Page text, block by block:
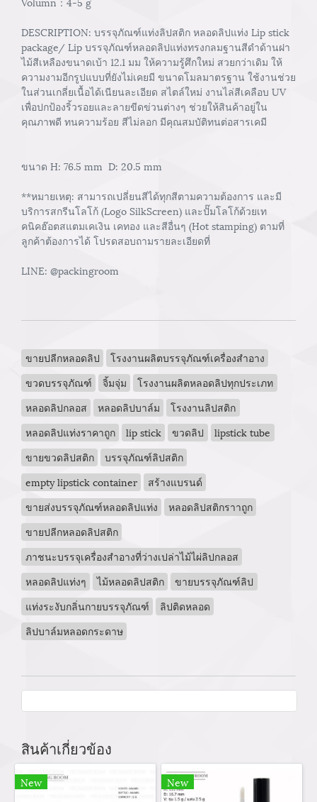
DESCRIPTION: บรรจุภัณฑ์แท่งลิปสติก หลอดลิปแท่ง Lip stick
package/ Lip บรรจุภัณฑ์หลอดลิปแท่งทรงกลมฐานสีดำด้านฝา
ไม้สีเหลืองขนาดเบ้า 12.1 มม ให้ความรู้ศึกใหม่ สวยกว่าเดิม ให้
ความงามอีกรูปแบบที่ยังไม่เคยมี ขนาดโมลมาตรฐาน ใช้งานช่วย
ในส่วนเกลี่ยเนื้อได้เนียนละเอียด สไตล์ใหม่ งานไล่สีเคลือบ UV
เพื่อปกป้องริ้วรอยและลายขีดข่วนต่างๆ ช่วยให้สินค้าอยู่ใน
คุณภาพดี ทนความร้อย สีไม่ลอก มีคุณสมบัติทนต่อสารเคมี
ขนาด H: 76.5 mm D: 20.5 mm
**หมายเหตุ: สามารถเปลี่ยนสีได้ทุกสีตามความต้องการ และมี
บริการสกรีนโลโก้ (Logo SilkScreen) และปั๊มโลโก้ด้วยเท
คนิคฮ๊อตสแตมเคเงิน เคทอง และสีอื่นๆ (Hot stamping) ตามที่
ลูกค้าต้องการได้ โปรดสอบถามรายละเอียดที่
LINE: @packingroom
ขายปลีกหลอดลิป
โรงงานผลิตบรรจุภัณฑ์เครื่องสำอาง
ขวดบรรจุภัณฑ์
จิ้มจุ่ม
โรงงานผลิตหลอดลิปทุกประเภท
หลอดลิปกลอส
หลอดลิปบาล์ม
โรงงานลิปสติก
หลอดลิปแท่งราคาถูก
lip stick ขวดลิป
lipstick tube
ขายขวดลิปสติก
บรรจุภัณฑ์ลิปสติก
empty lipstick container
สร้างแบรนด์
ขายส่งบรรจุภัณฑ์หลอดลิปแท่ง
หลอดลิปสติกราาถูก
ขายปลีกหลอดลิปสติก
ภาชนะบรรจุเครื่องสำอางที่ว่างเปล่าไม้ไผ่ลิปกลอส
หลอดลิปแท่งๆ
ไม้หลอดลิปสติก
ขายบรรจุภัณฑ์ลิป
แท่งระงับกลิ่นกายบรรจุภัณฑ์
ลิปติดหลอด
ลิปบาล์มหลอดกระดาษ
สินค้าเกี่ยวข้อง
New New